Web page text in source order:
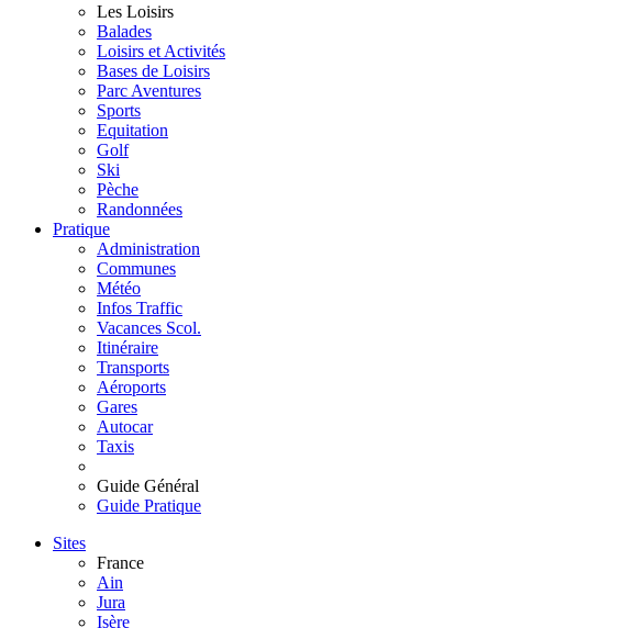
Les Loisirs
Balades
Loisirs et Activités
Bases de Loisirs
Parc Aventures
Sports
Equitation
Golf
Ski
Pèche
Randonnées
Pratique
Administration
Communes
Météo
Infos Traffic
Vacances Scol.
Itinéraire
Transports
Aéroports
Gares
Autocar
Taxis
Guide Général
Guide Pratique
Sites
France
Ain
Jura
Isère